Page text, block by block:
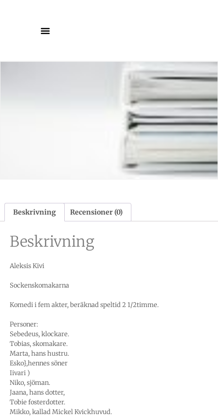
Beskrivning Recensioner (0)
Beskrivning
Aleksis Kivi
Sockenskomakarna
Komedi i fem akter, beräknad speltid 2 1/2timme.
Personer:
Sebedeus, klockare.
Tobias, skomakare.
Marta, hans hustru.
Esko},hennes söner
Iivari )
Niko, sjöman.
Jaana, hans dotter,
Tobie fosterdotter.
Mikko, kallad Mickel Kvickhuvud.